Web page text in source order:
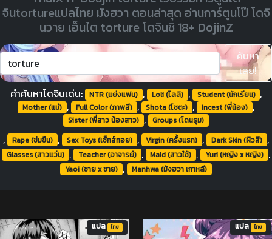
จินtortureแปลไทย มังฮวา ตอนล่าสุด อ่านการ์ตูนโป๊ โดจิ
นวาย เฮ็นไต torture โดจินชิ 18+ DojinZ
ค้นหา
เลย!
คำค้นหาโดจินเด่น:
NTR (แย่งแฟน) , Loli (โลลิ) , Student (นักเรียน) ,
Mother (แม่) , Full Color (ภาพสี) , Shota (โชตะ) , Incest (พี่น้อง) ,
Sister (พี่สาว น้องสาว) , Groups (โดนรุม)
, Rape (ข่มขืน) , Sex Toys (เซ็กส์ทอย) , Virgin (ครั้งแรก) , Dark Skin (ผิวสี) ,
Glasses (สาวแว่น) , Teacher (อาจารย์) , Maid (สาวใช้) , Yuri (หญิง x หญิง) ,
Yaoi (ชาย x ชาย) , Manhwa (มังฮวา เกาหลี)
แปล ไทย แปล ไทย